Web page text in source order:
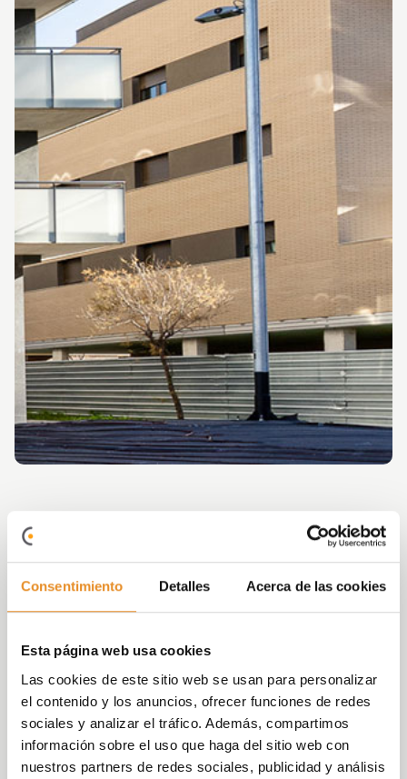
Consentimiento Detalles Acerca de las cookies
Esta página web usa cookies
Las cookies de este sitio web se usan para personalizar
el contenido y los anuncios, ofrecer funciones de redes
sociales y analizar el tráfico. Además, compartimos
información sobre el uso que haga del sitio web con
nuestros partners de redes sociales, publicidad y análisis
Llobregat
Entregada